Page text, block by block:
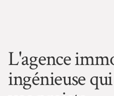
L'agence
ingénieuse